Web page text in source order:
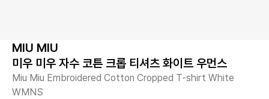
MIU MIU
미우 미우 자수 코튼 크롭 티셔츠 화이트 우먼스
Miu Miu Embroidered Cotton Cropped T-shirt White
WMNS